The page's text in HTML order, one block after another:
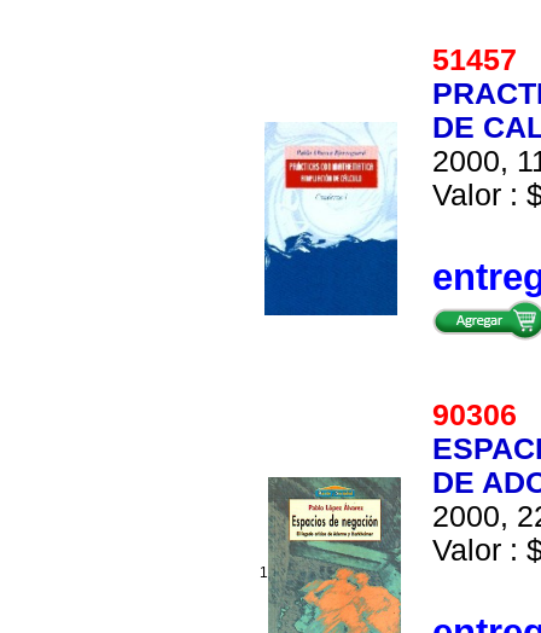
51457
DE
2000,
Valor :
1
90306
DE
2000,
Valor :